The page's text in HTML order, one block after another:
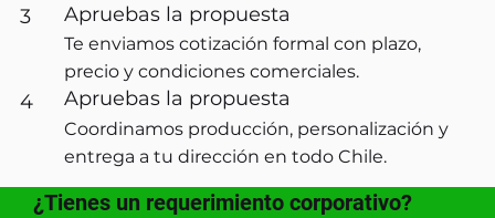
3 Apruebas la propuesta
Te enviamos cotización formal con plazo,
precio y condiciones comerciales.
4 Apruebas la propuesta
Coordinamos producción, personalización y
entrega a tu dirección en todo Chile.
¿Tienes un requerimiento corporativo?